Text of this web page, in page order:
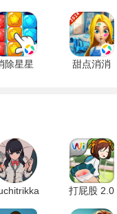
简单易上手，即使是
成长系统，玩家可以逐
家可以与好友互动，
味性。
腻的角色塑造，使得
手机
版
2.15 手机
版
除星星
甜点消消
安卓版
打屁股 2.0
安卓版